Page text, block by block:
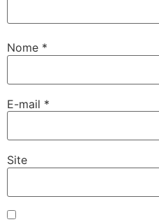
Nome *
E-mail *
Site